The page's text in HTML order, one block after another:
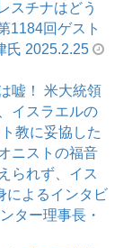
スチナはどう
1184回ゲスト
氏 2025.2.25
嘘！ 米大統領
イスラエルの
教に妥協した
ニストの福音
られず、イス
によるインタビ
ター理事長・